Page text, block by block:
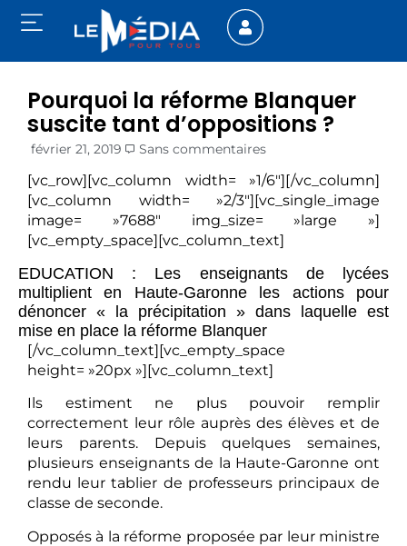
Pourquoi la réforme Blanquer
suscite tant d’oppositions ?
février 21, 2019 Sans commentaires
[vc_row][vc_column width= »1/6″][/vc_column]
[vc_column width= »2/3″][vc_single_image
image= »7688″ img_size= »large »]
[vc_empty_space][vc_column_text]
EDUCATION : Les enseignants de lycées
multiplient en Haute-Garonne les actions pour
dénoncer « la précipitation » dans laquelle est
mise en place la réforme Blanquer
[/vc_column_text][vc_empty_space
height= »20px »][vc_column_text]
Ils estiment ne plus pouvoir remplir
correctement leur rôle auprès des élèves et de
leurs parents. Depuis quelques semaines,
plusieurs enseignants de la Haute-Garonne ont
rendu leur tablier de professeurs principaux de
classe de seconde.
Opposés à la réforme proposée par leur ministre